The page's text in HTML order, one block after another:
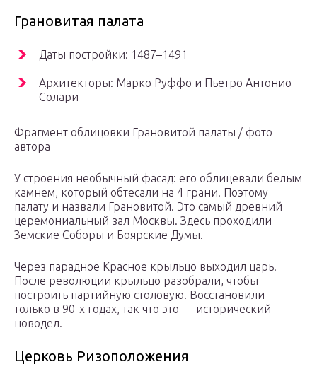
Грановитая палата
Даты постройки: 1487–1491
Архитекторы: Марко Руффо и Пьетро Антонио
Солари
Фрагмент облицовки Грановитой палаты / фото
автора
У строения необычный фасад: его облицевали белым
камнем, который обтесали на 4 грани. Поэтому
палату и назвали Грановитой. Это самый древний
церемониальный зал Москвы. Здесь проходили
Земские Соборы и Боярские Думы.
Через парадное Красное крыльцо выходил царь.
После революции крыльцо разобрали, чтобы
построить партийную столовую. Восстановили
только в 90-х годах, так что это — исторический
новодел.
Церковь Ризоположения